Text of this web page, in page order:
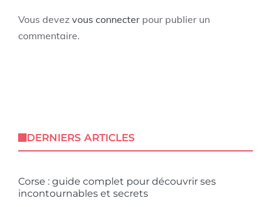
Vous devez vous connecter pour publier un
commentaire.
DERNIERS ARTICLES
Corse : guide complet pour découvrir ses
incontournables et secrets